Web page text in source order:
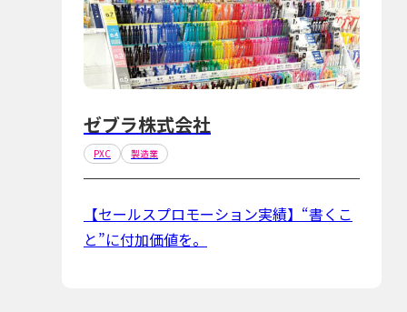
ゼブラ株式会社
PXC 製造業
【セールスプロモーション実績】“書くこ
と”に付加価値を。